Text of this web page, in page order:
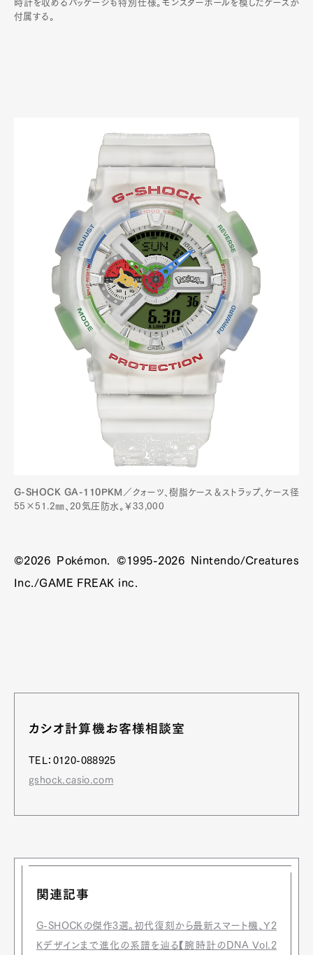
時計を収めるパッケージも特別仕様。モンスターボールを模したケースが
付属する。
G-SHOCK GA-110PKM ／クォーツ、樹脂ケース＆ストラップ、ケース径
55×51.2㎜、20気圧防水。￥33,000
©2026 Pokémon. ©1995-2026 Nintendo/Creatures
Inc./GAME FREAK inc.
カシオ計算機お客様相談室
TEL：0120-088925
gshock.casio.com
関連記事
G-SHOCKの傑作3選。初代復刻から最新スマート機、Y2
Kデザインまで進化の系譜を辿る【腕時計のDNA Vol.2